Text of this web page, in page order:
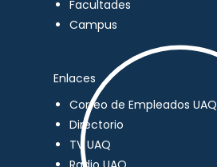
Facultades
Campus
Enlaces
Correo de Empleados UAQ
Directorio
TV UAQ